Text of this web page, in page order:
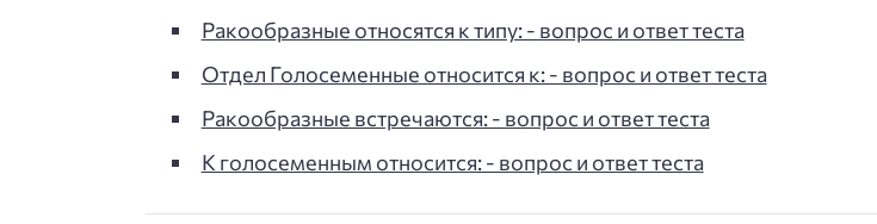
Ракообразные относятся к типу: - вопрос и ответ теста
Отдел Голосеменные относится к: - вопрос и ответ теста
Ракообразные встречаются: - вопрос и ответ теста
К голосеменным относится: - вопрос и ответ теста